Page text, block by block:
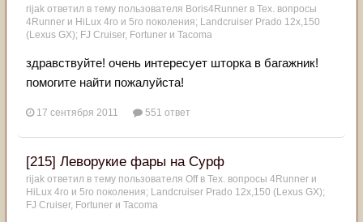
rijak ответил в тему пользователя Boris4Runner в Тех. вопросы
4Runner и HiLux 4го и 5го поколения; Landсruiser Prado 12x,150
(Lexus GX); FJ Cruiser, Fortuner и Tacoma
здравствуйте! очень интересует шторка в багажник!
помогите найти пожалуйста!
17 сентября 2011 551 ответ
[215] Леворукие фары на Сурф
rijak ответил в тему пользователя Offв Тех. вопросы 4Runner и
HiLux 4го и 5го поколения; Landсruiser Prado 12x,150 (Lexus GX);
FJ Cruiser, Fortuner и Tacoma